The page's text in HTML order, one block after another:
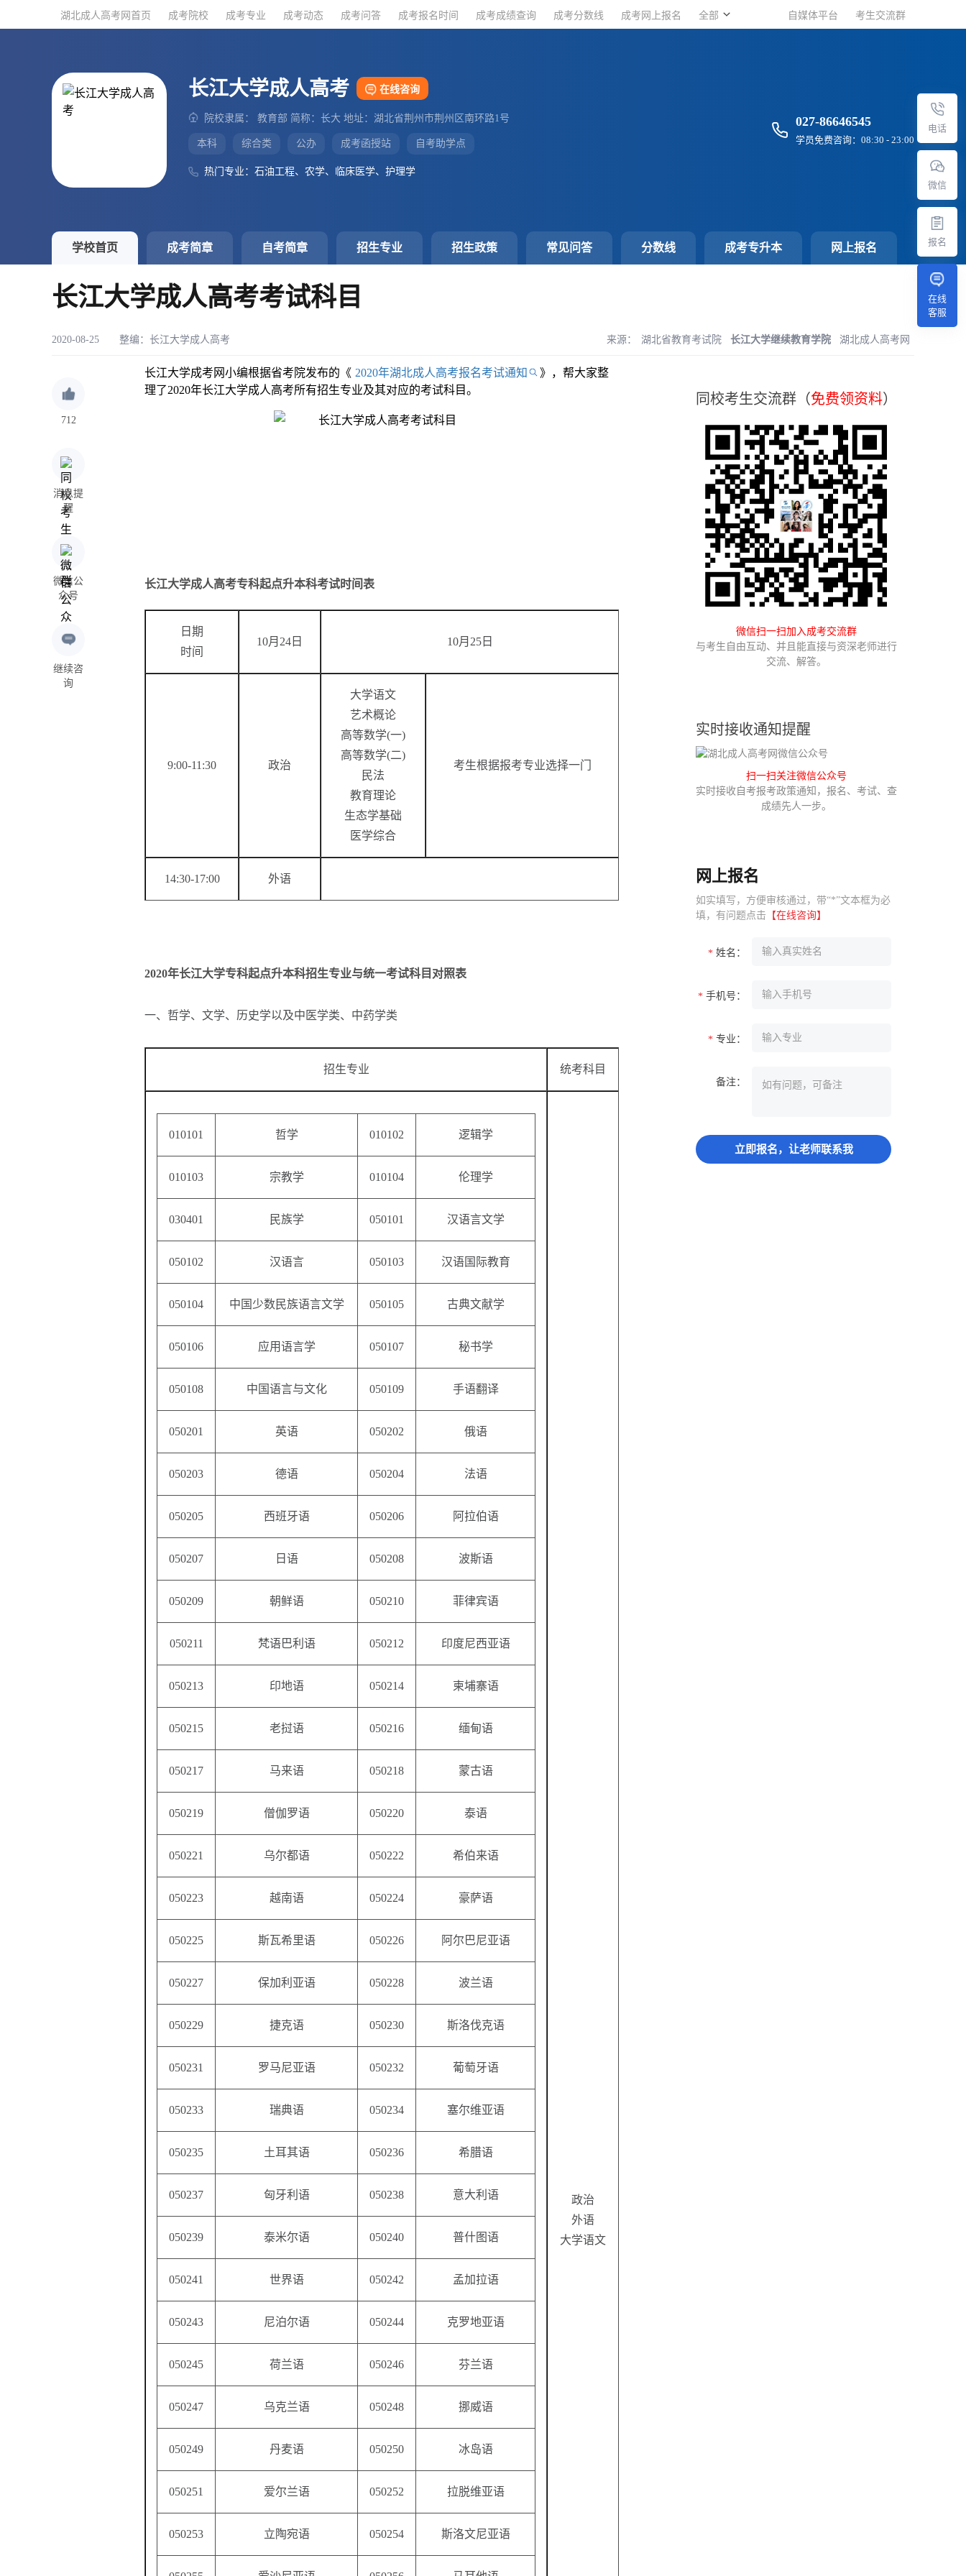
湖北成人高考网首页 成考院校 成考专业 成考动态 成考问答 成考报名时间 成考成绩查询 成考分数线 成考网上报名 全部 自媒体平台 考生交流群
长江大学成人高考 在线咨询
院校隶属： 教育部 简称：长大 地址：湖北省荆州市荆州区南环路1号
本科 综合类 公办 成考函授站 自考助学点
热门专业：石油工程、农学、临床医学、护理学
027-86646545
学员免费咨询：08:30 - 23:00
学校首页 成考简章 自考简章 招生专业 招生政策 常见问答 分数线 成考专升本 网上报名
电话
微信
报名
在线
客服
长江大学成人高考考试科目
2020-08-25 整编： 长江大学成人高考 来源： 湖北省教育考试院 长江大学继续教育学院 湖北成人高考网
712
消息提
醒
微信公
众号
继续咨
询
长江大学成考网小编根据省考院发布的《 2020年湖北成人高考报名考试通知
》，帮大家整
理了2020年长江大学成人高考所有招生专业及其对应的考试科目。
长江大学成人高考专科起点升本科考试时间表
日期
时间
10月24日 10月25日
9:00-11:30 政治
大学语文
艺术概论
高等数学(一)
高等数学(二)
民法
教育理论
生态学基础
医学综合
考生根据报考专业选择一门
14:30-17:00 外语
2020年长江大学专科起点升本科招生专业与统一考试科目对照表
一、哲学、文学、历史学以及中医学类、中药学类
招生专业 统考科目
010101 哲学 010102 逻辑学
010103 宗教学 010104 伦理学
030401 民族学 050101 汉语言文学
050102 汉语言 050103 汉语国际教育
050104 中国少数民族语言文学 050105 古典文献学
050106 应用语言学 050107 秘书学
050108 中国语言与文化 050109 手语翻译
050201 英语 050202 俄语
050203 德语 050204 法语
050205 西班牙语 050206 阿拉伯语
050207 日语 050208 波斯语
050209 朝鲜语 050210 菲律宾语
050211 梵语巴利语 050212 印度尼西亚语
050213 印地语 050214 柬埔寨语
050215 老挝语 050216 缅甸语
050217 马来语 050218 蒙古语
050219 僧伽罗语 050220 泰语
050221 乌尔都语 050222 希伯来语
050223 越南语 050224 豪萨语
050225 斯瓦希里语 050226 阿尔巴尼亚语
050227 保加利亚语 050228 波兰语
050229 捷克语 050230 斯洛伐克语
050231 罗马尼亚语 050232 葡萄牙语
050233 瑞典语 050234 塞尔维亚语
050235 土耳其语 050236 希腊语
050237 匈牙利语 050238 意大利语
050239 泰米尔语 050240 普什图语
050241 世界语 050242 孟加拉语
050243 尼泊尔语 050244 克罗地亚语
050245 荷兰语 050246 芬兰语
050247 乌克兰语 050248 挪威语
050249 丹麦语 050250 冰岛语
050251 爱尔兰语 050252 拉脱维亚语
050253 立陶宛语 050254 斯洛文尼亚语
政治
外语
大学语文
同校考生交流群（免费领资料）
微信扫一扫加入成考交流群
与考生自由互动、并且能直接与资深老师进行
交流、解答。
湖北成人高考网首页 成考院校 成考专业 成考动态 成考问答 成考报名时间 成考成绩查询 成考分数线 成考网上报名 全部 自媒体平台 考生交流群
实时接收通知提醒
扫一扫关注微信公众号
实时接收自考报考政策通知，报名、考试、查
成绩先人一步。
网上报名
如实填写，方便审核通过，带“*”文本框为必
填，有问题点击 【在线咨询】
* 姓名：
* 手机号：
* 专业：
备注：